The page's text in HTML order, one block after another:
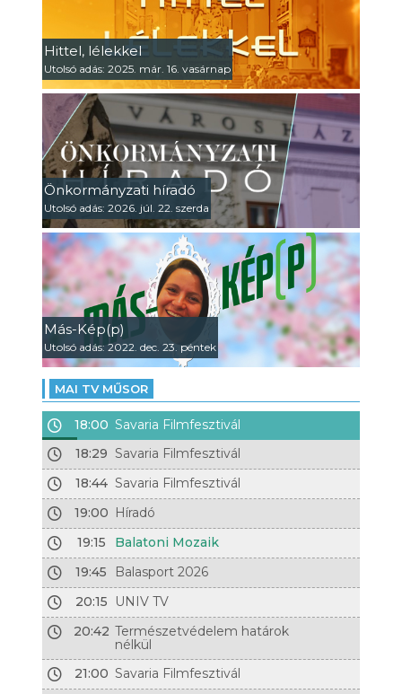
Hittel, lélekkel
Utolsó adás: 2025. már. 16. vasárnap
Önkormányzati híradó
Utolsó adás: 2026. júl. 22. szerda
Más-Kép(p)
Utolsó adás: 2022. dec. 23. péntek
MAI TV MŰSOR
18:00 Savaria Filmfesztivál
18:29 Savaria Filmfesztivál
18:44 Savaria Filmfesztivál
19:00 Híradó
19:15
Balatoni Mozaik
19:45
Balasport 2026
20:15
UNIV TV
20:42 Természetvédelem határok
nélkül
21:00 Savaria Filmfesztivál